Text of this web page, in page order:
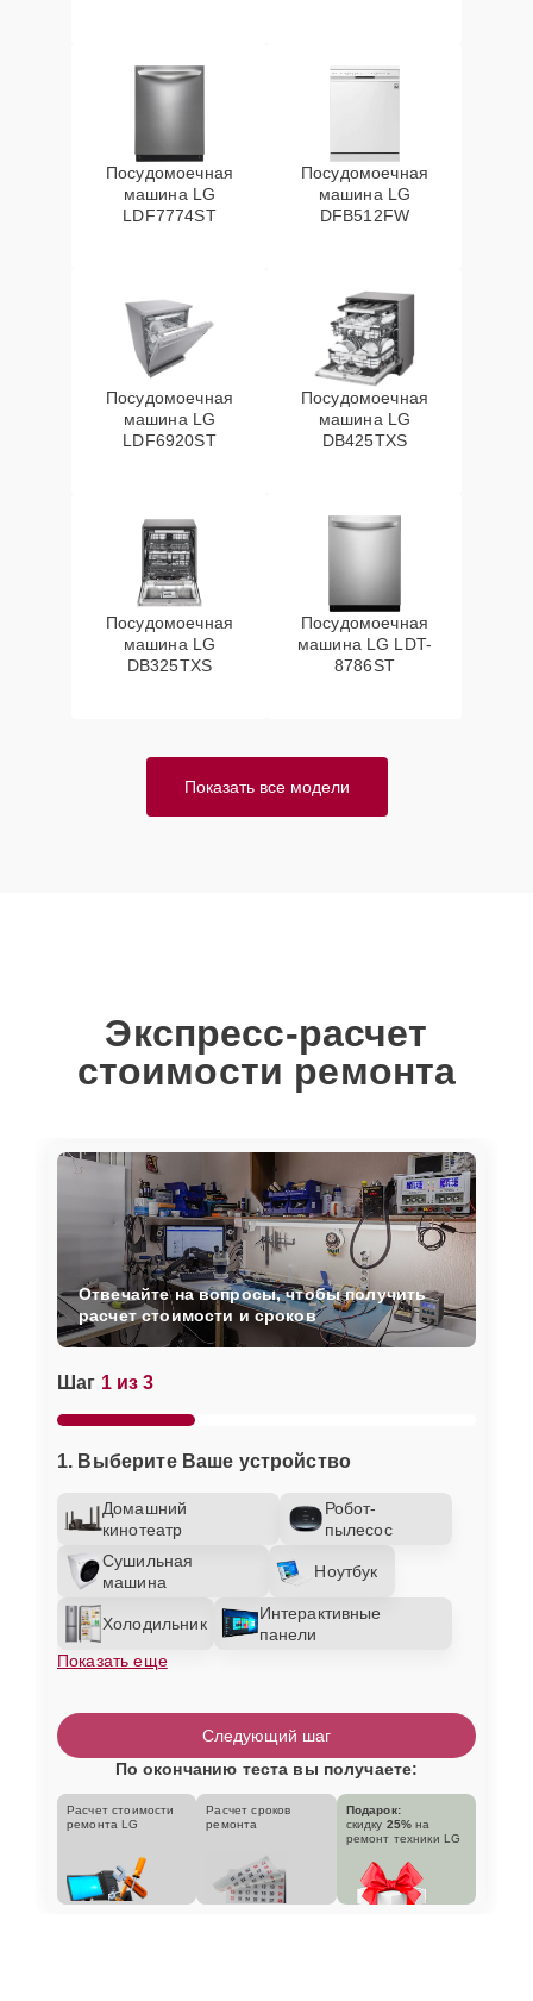
Посудомоечная
машина LG
LDF7774ST
Посудомоечная
машина LG
DFB512FW
Посудомоечная
машина LG
LDF6920ST
Посудомоечная
машина LG
DB425TXS
Посудомоечная
машина LG
DB325TXS
Посудомоечная
машина LG LDT-
8786ST
Показать все модели
Экспресс-расчет
стоимости ремонта
Шаг 1 из 3
1. Выберите Ваше устройство
Домашний
кинотеатр
Робот-
пылесос
Сушильная
машина
Ноутбук
Холодильник
Интерактивные
панели
Показать еще
Отвечайте на вопросы, чтобы получить
расчет стоимости и сроков
Следующий шаг
По окончанию теста вы получаете:
Расчет стоимости
ремонта LG
Расчет сроков
ремонта
Подарок:
скидку 25% на
ремонт техники LG